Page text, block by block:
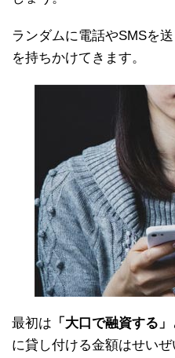
ランダムに電話やSMSを
を持ちかけてきます。
最初は 「大口で融資する」
に貸し付ける金額はせいぜ